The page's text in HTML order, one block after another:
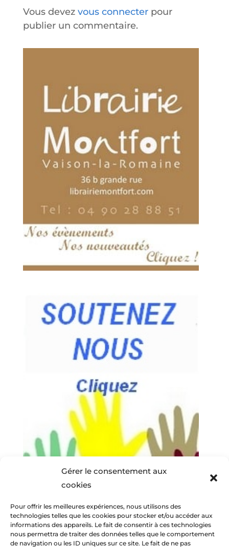
Gérer le consentement aux
cookies
Pour offrir les meilleures expériences, nous utilisons des
technologies telles que les cookies pour stocker et/ou accéder aux
informations des appareils. Le fait de consentir à ces technologies
nous permettra de traiter des données telles que le comportement
de navigation ou les ID uniques sur ce site. Le fait de ne pas
Vous devez vous connecterpour
publier un commentaire.